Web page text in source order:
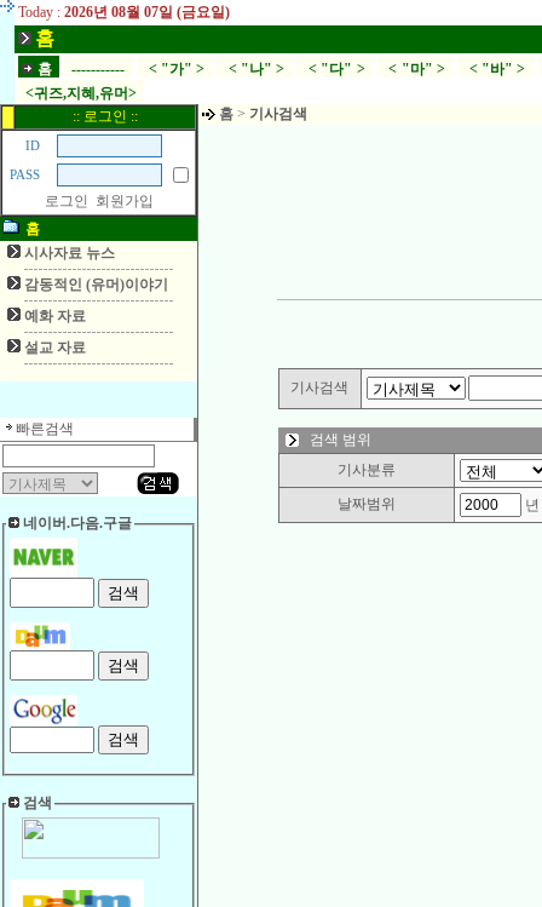
Today : 2026년 08월 07일 (금요일)
홈
홈 ----------- < "가" > < "나" > < "다" > < "마" > < "바" >
<귀즈,지혜,유머>
:: 로그인 ::
ID
PASS
로그인
회원가입
홈
시사자료 뉴스
감동적인 (유머)이야기
예화 자료
설교 자료
빠른검색
네이버.다음.구글
검색
홈 > 기사검색
기사검색
검색 범위
기사분류
날짜범위